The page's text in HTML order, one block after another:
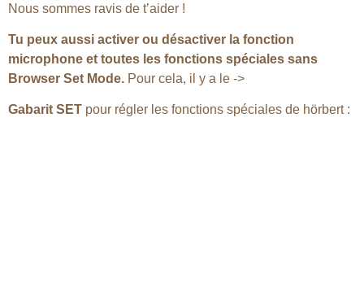
Nous sommes ravis de t’aider !
Tu peux aussi activer ou désactiver la fonction
microphone et toutes les fonctions spéciales sans
Browser Set Mode. Pour cela, il y a le ->
Gabarit SET pour régler les fonctions spéciales de hörbert :